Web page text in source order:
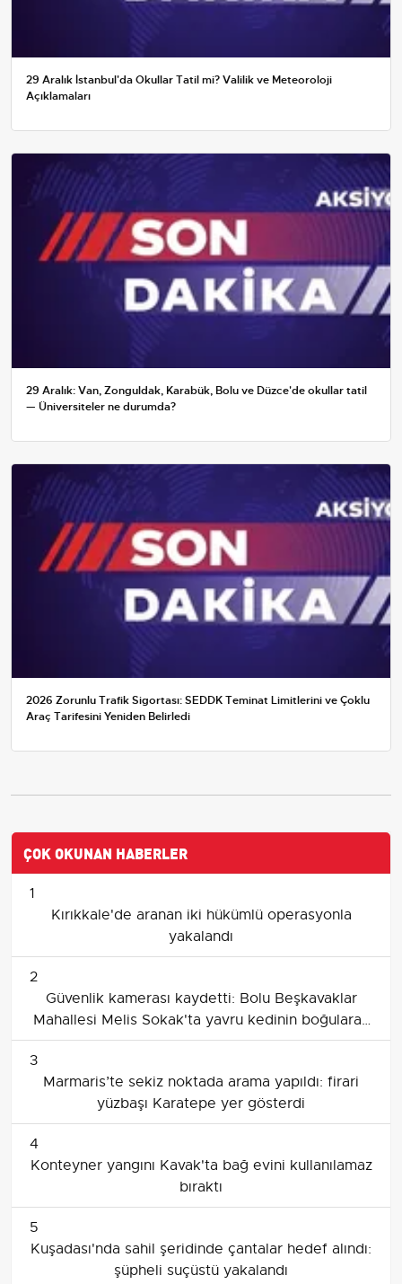
29 Aralık İstanbul'da Okullar Tatil mi? Valilik ve Meteoroloji
Açıklamaları
29 Aralık: Van, Zonguldak, Karabük, Bolu ve Düzce'de okullar tatil
— Üniversiteler ne durumda?
2026 Zorunlu Trafik Sigortası: SEDDK Teminat Limitlerini ve Çoklu
Araç Tarifesini Yeniden Belirledi
ÇOK OKUNAN HABERLER
1
Kırıkkale'de aranan iki hükümlü operasyonla
yakalandı
2
Güvenlik kamerası kaydetti: Bolu Beşkavaklar
Mahallesi Melis Sokak'ta yavru kedinin boğularak
öldürülmesi
3
Marmaris’te sekiz noktada arama yapıldı: firari
yüzbaşı Karatepe yer gösterdi
4
Konteyner yangını Kavak'ta bağ evini kullanılamaz
bıraktı
5
Kuşadası'nda sahil şeridinde çantalar hedef alındı:
şüpheli suçüstü yakalandı